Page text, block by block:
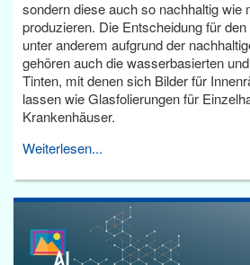
sondern diese auch so nachhaltig wie
produzieren. Die Entscheidung für
unter anderem aufgrund der
gehören auch die wasserbasierten
Tinten, mit denen sich Bilder für
lassen wie Glasfolierungen für
Krankenhäuser.
Weiterlesen...